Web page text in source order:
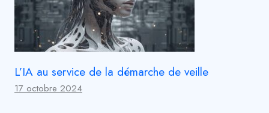
L’IA au service de la démarche de veille
17 octobre 2024